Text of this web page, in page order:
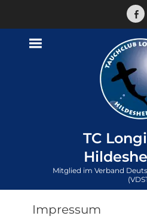
TC
Mitglied im Verband
Impressum